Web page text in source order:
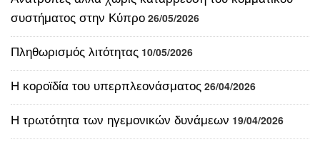
Πληθωρισμός λιτότητας 10/05/2026
Η κοροϊδία του υπερπλεονάσματος
Η τρωτότητα των ηγεμονικών δυνάμεων 19/04/2026
Οι συνέπειες της ενεργειακής κρίσης 06/04/2026